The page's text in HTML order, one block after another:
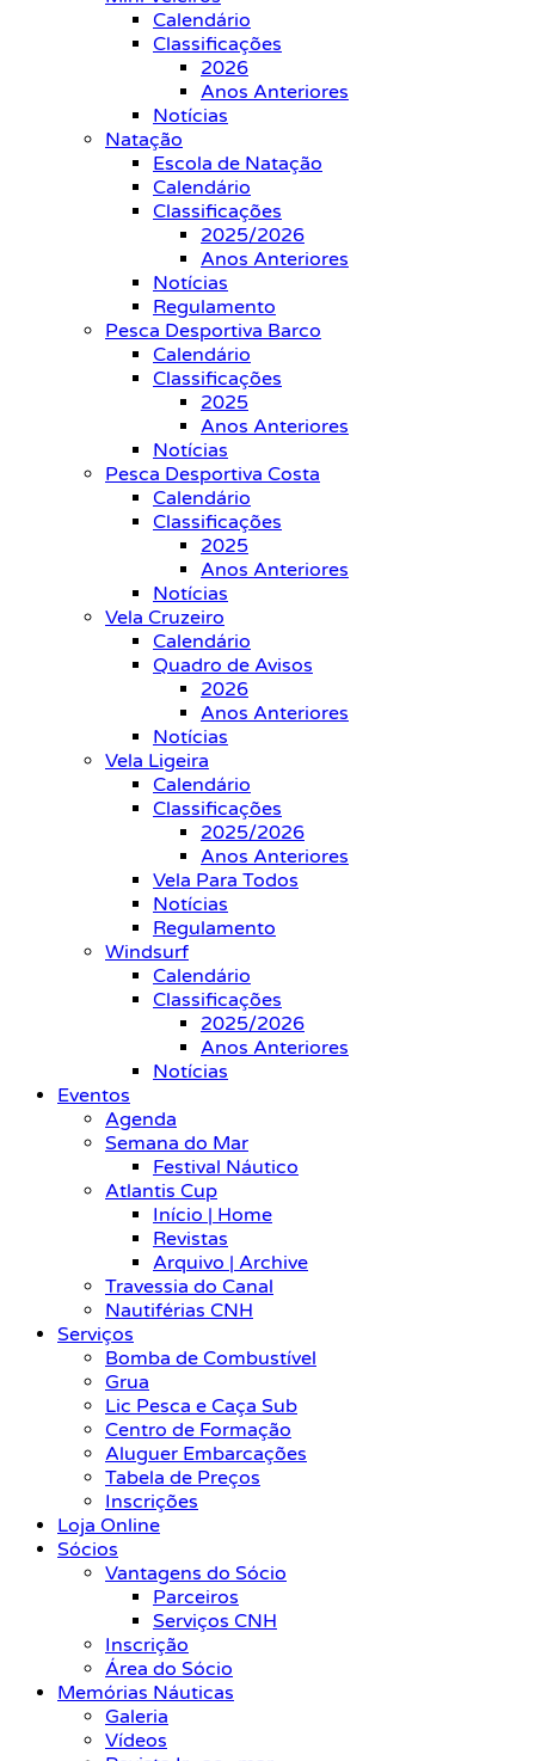
Calendário
Classificações
2026
Anos Anteriores
Notícias
Natação
Escola de Natação
Calendário
Classificações
2025/2026
Anos Anteriores
Notícias
Regulamento
Pesca Desportiva Barco
Calendário
Classificações
2025
Anos Anteriores
Notícias
Pesca Desportiva Costa
Calendário
Classificações
2025
Anos Anteriores
Notícias
Vela Cruzeiro
Calendário
Quadro de Avisos
2026
Anos Anteriores
Notícias
Vela Ligeira
Calendário
Classificações
2025/2026
Anos Anteriores
Vela Para Todos
Notícias
Regulamento
Windsurf
Calendário
Classificações
2025/2026
Anos Anteriores
Notícias
Eventos
Agenda
Semana do Mar
Festival Náutico
Atlantis Cup
Início | Home
Revistas
Arquivo | Archive
Travessia do Canal
Nautiférias CNH
Serviços
Bomba de Combustível
Grua
Lic Pesca e Caça Sub
Centro de Formação
Aluguer Embarcações
Tabela de Preços
Inscrições
Loja Online
Sócios
Vantagens do Sócio
Parceiros
Serviços CNH
Inscrição
Área do Sócio
Memórias Náuticas
Galeria
Vídeos